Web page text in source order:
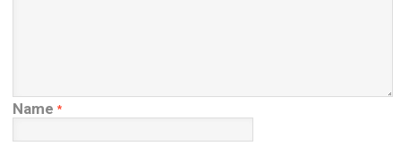
Name *